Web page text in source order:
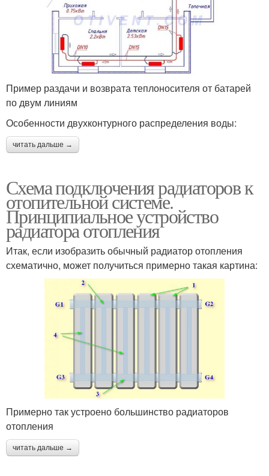
Пример раздачи и возврата теплоносителя от батарей
по двум линиям
Особенности двухконтурного распределения воды:
читать дальше →
Схема подключения радиаторов к
отопительной системе.
Принципиальное устройство
радиатора отопления
Итак, если изобразить обычный радиатор отопления
схематично, может получиться примерно такая картина:
Примерно так устроено большинство радиаторов
отопления
читать дальше →